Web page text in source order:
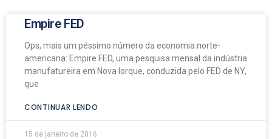
Empire FED
Ops, mais um péssimo número da economia norte-
americana: Empire FED, uma pesquisa mensal da indústria
manufatureira em Nova Iorque, conduzida pelo FED de NY,
que
CONTINUAR LENDO
15 de janeiro de 2016